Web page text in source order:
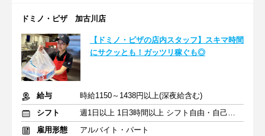
ドミノ・ピザ 加古川店
【ドミノ・ピザの店内スタッフ】スキマ時間
にサクッとも！ガッツリ稼ぐも◎
給与
時給1150～1438円以上(深夜給含む)
シフト
週1日以上 1日3時間以上 シフト自由・自己申告
雇用形態
アルバイト・パート